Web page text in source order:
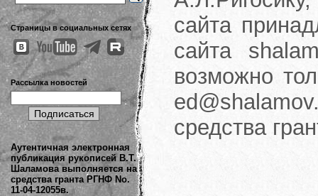
Страницы в социальных сетях
Рассылка новостей
Аутентичная электронная
публикация рукописей В.Т.
Шаламова выполняется на
средства гранта РГНФ No.
11-04-12055в.
сайта
сайта
возможно
средства